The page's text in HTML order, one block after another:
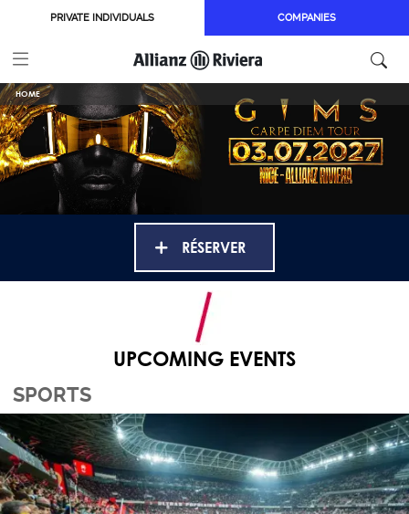
Skip to main content
PRIVATE INDIVIDUALS COMPANIES
HOME
RÉSERVER
UPCOMING EVENTS
SPORTS